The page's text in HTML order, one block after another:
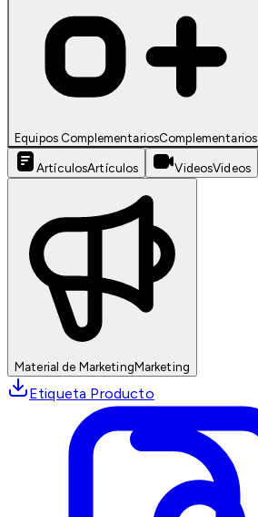
Equipos ComplementariosComplementarios
ArtículosArtículos VideosVideos
Material de MarketingMarketing
Etiqueta Producto